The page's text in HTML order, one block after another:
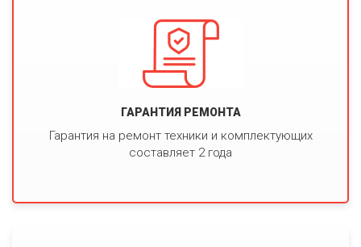
ГАРАНТИЯ РЕМОНТА
Гарантия на ремонт техники и комплектующих
составляет 2 года